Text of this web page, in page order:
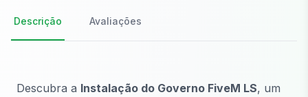
Descrição Avaliações
Descubra a Instalação do Governo FiveM LS, um